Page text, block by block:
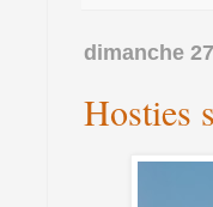
dimanche
Hosties